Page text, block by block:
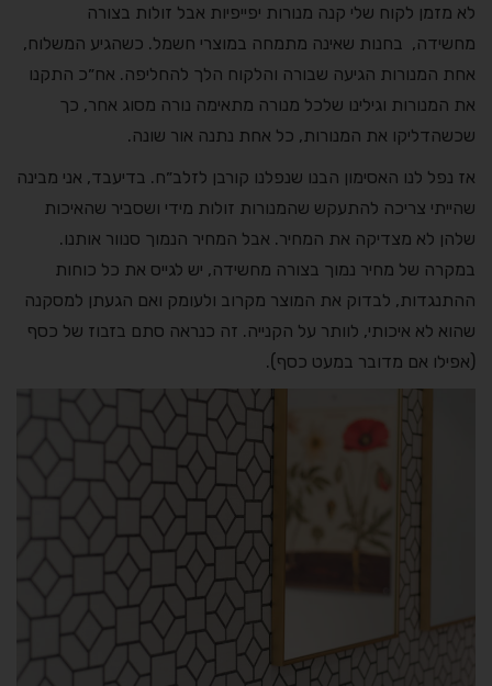
לא מזמן לקוח שלי קנה מנורות יפייפיות אבל זולות בצורה
מחשידה, בחנות שאינה מתמחה במוצרי חשמל. כשהגיע המשלוח,
אחת המנורות הגיעה שבורה והלקוח הלך להחליפה. אח״כ התקנו
את המנורות וגילינו שלכל מנורה מתאימה נורה מסוג אחר, כך
שכשהדליקו את המנורות, כל אחת נתנה אור שונה.
אז נפל לנו האסימון הבנו שנפלנו קורבן לזלב״ח. בדיעבד, אני מבינה
שהייתי צריכה להתעקש שהמנורות זולות מידי ושסביר שהאיכות
שלהן לא מצדיקה את המחיר. אבל המחיר הנמוך סנוור אותנו.
במקרה של מחיר נמוך בצורה מחשידה, יש לגייס את כל כוחות
ההתנגדות, לבדוק את המוצר מקרוב ולעומק ואם הגעתן למסקנה
שהוא לא איכותי, לוותר על הקנייה. זה כנראה סתם בזבוז של כסף
(אפילו אם מדובר במעט כסף).